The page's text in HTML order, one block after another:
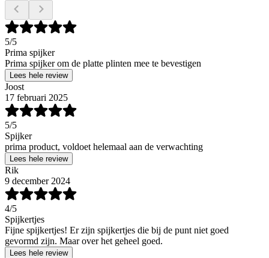
5/5
Prima spijker
Prima spijker om de platte plinten mee te bevestigen
Lees hele review
Joost
17 februari 2025
5/5
Spijker
prima product, voldoet helemaal aan de verwachting
Lees hele review
Rik
9 december 2024
4/5
Spijkertjes
Fijne spijkertjes! Er zijn spijkertjes die bij de punt niet goed
gevormd zijn. Maar over het geheel goed.
Lees hele review